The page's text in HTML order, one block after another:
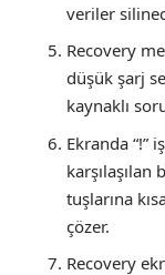
veriler
Recovery
düşük şarj
kaynaklı
Ekranda “!”
tuşlarına
çözer.
Recovery